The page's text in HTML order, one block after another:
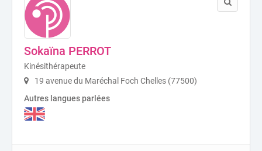
Sokaïna PERROT
Kinésithérapeute
19 avenue du Maréchal Foch Chelles (77500)
Autres langues parlées